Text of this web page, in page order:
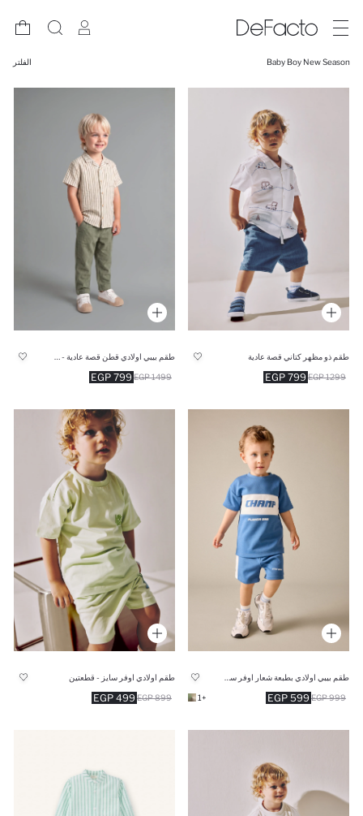
Baby Boy New Season الفلتر
طقم ذو مظهر كتاني قصة عادية
799 EGP 1299 EGP
799 EGP 1499 EGP
599 EGP 999 EGP
+1
طقم اولادي اوفر سايز - قطعتين
499 EGP 899 EGP